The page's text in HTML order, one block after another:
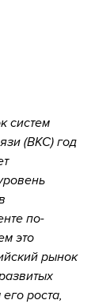
систем
(ВКС) год
по-
это
рынок
роста,